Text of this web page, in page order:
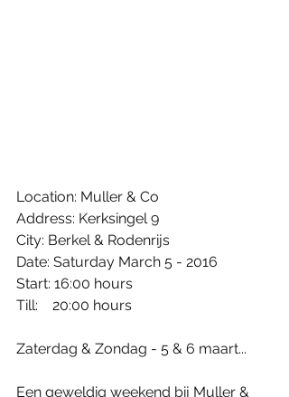
Location: Muller & Co
Address: Kerksingel 9
City: Berkel & Rodenrijs
Date: Saturday March 5 - 2016
Start: 16:00 hours
Till:    20:00 hours
Zaterdag & Zondag - 5 & 6 maart...
Een geweldig weekend bij Muller &